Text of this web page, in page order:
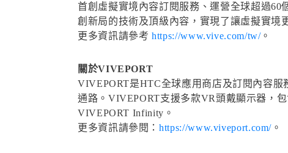
首創虛擬實境內容訂閱服務、運營全球超過
創新局的技術及頂級內容，實現了讓虛擬實境
更多資訊請參考 https://www.vive.com/tw/。
關於VIVEPORT
VIVEPORT是HTC全球應用商店及訂閱內容
通路。VIVEPORT支援多款VR頭戴顯示器，
VIVEPORT Infinity。
更多資訊請參閱：https://www.viveport.com/ 。